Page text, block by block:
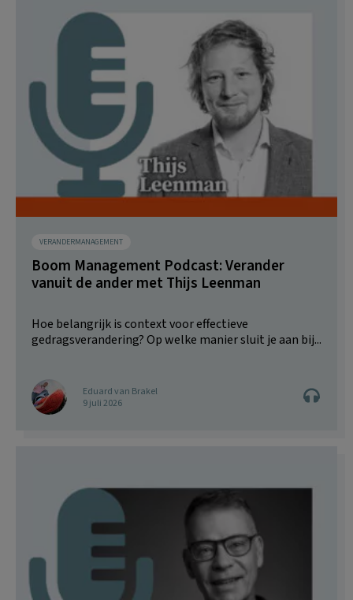
VERANDERMANAGEMENT
Boom Management Podcast: Verander
vanuit de ander met Thijs Leenman
Hoe belangrijk is context voor effectieve
gedragsverandering? Op welke manier sluit je aan bij...
Eduard van Brakel
9 juli 2026